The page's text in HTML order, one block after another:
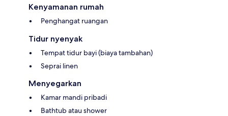
Kenyamanan rumah
Penghangat ruangan
Tidur nyenyak
Tempat tidur bayi (biaya tambahan)
Seprai linen
Menyegarkan
Kamar mandi pribadi
Bathtub atau shower